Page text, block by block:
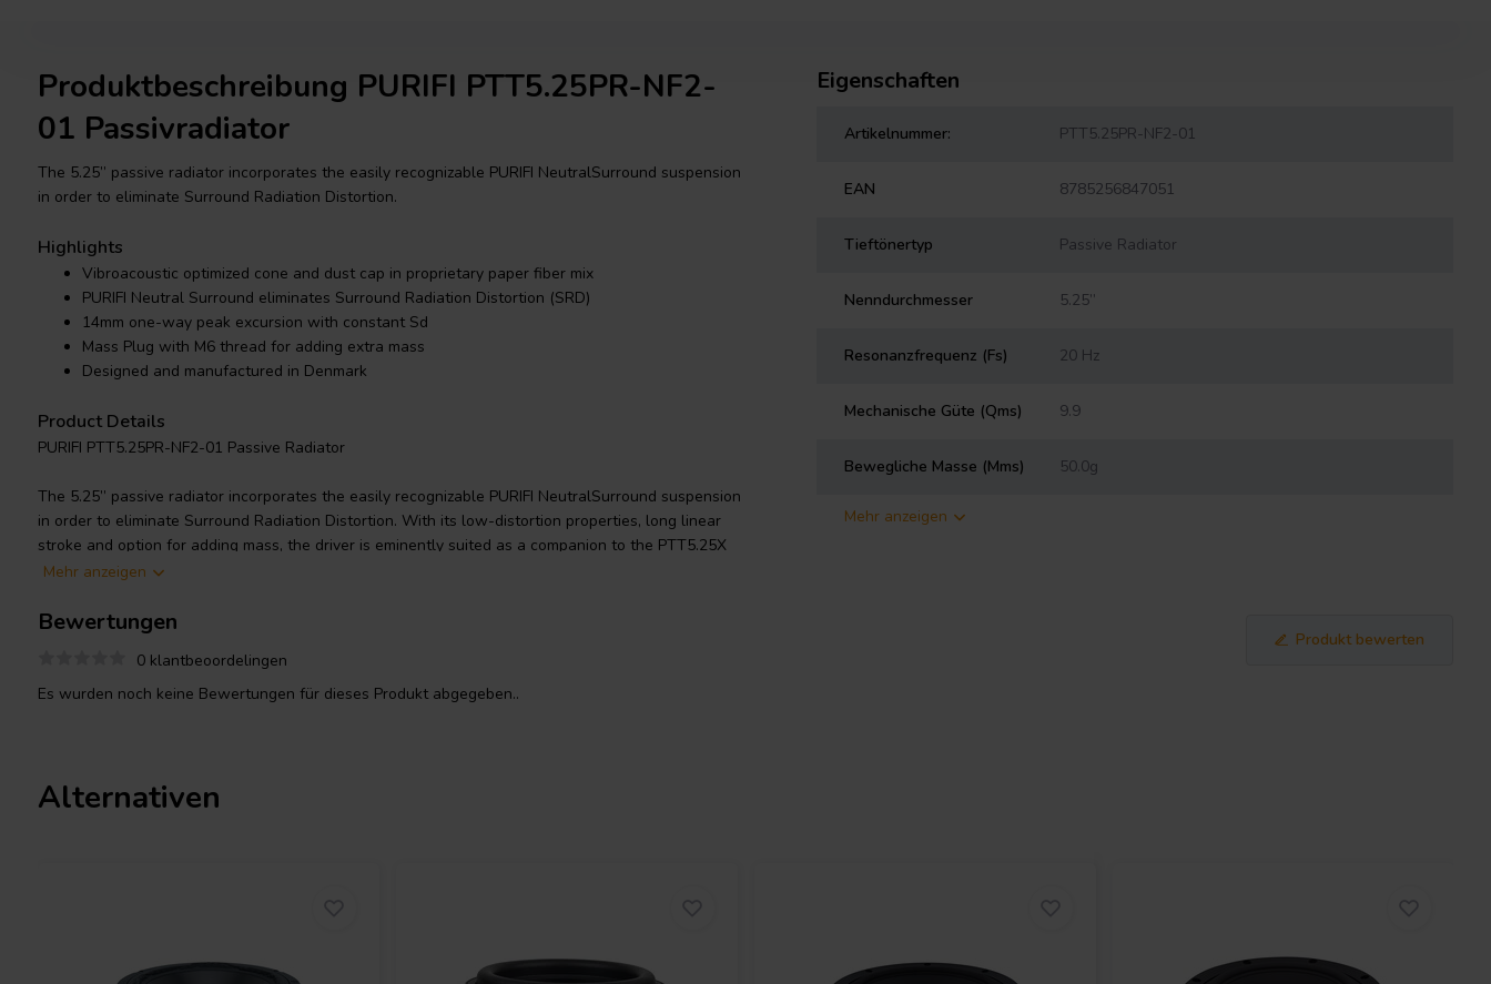
Produktbeschreibung PURIFI PTT5.25PR-NF2-
01 Passivradiator
The 5.25” passive radiator incorporates the easily recognizable PURIFI NeutralSurround suspension
in order to eliminate Surround Radiation Distortion.
Highlights
Vibroacoustic optimized cone and dust cap in proprietary paper fiber mix
PURIFI Neutral Surround eliminates Surround Radiation Distortion (SRD)
14mm one-way peak excursion with constant Sd
Mass Plug with M6 thread for adding extra mass
Designed and manufactured in Denmark
Product Details
PURIFI PTT5.25PR-NF2-01 Passive Radiator
The 5.25” passive radiator incorporates the easily recognizable PURIFI NeutralSurround suspension
in order to eliminate Surround Radiation Distortion. With its low-distortion properties, long linear
stroke and option for adding mass, the driver is eminently suited as a companion to the PTT5.25X
drivers especially in compact speaker construction where a traditional reflex port would limit the
Mehr anzeigen
Eigenschaften
Artikelnummer: PTT5.25PR-NF2-01
EAN 8785256847051
Tieftönertyp Passive Radiator
Nenndurchmesser 5.25”
Resonanzfrequenz (Fs) 20 Hz
Mechanische Güte (Qms) 9.9
Bewegliche Masse (Mms) 50.0g
Mehr anzeigen
Bewertungen
0 klantbeoordelingen
Produkt bewerten
Es wurden noch keine Bewertungen für dieses Produkt abgegeben..
Alternativen